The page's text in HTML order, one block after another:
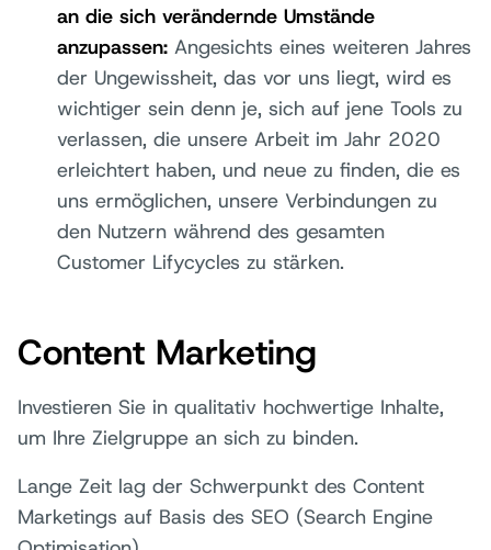
an die sich verändernde Umstände
anzupassen: Angesichts eines weiteren Jahres
der Ungewissheit, das vor uns liegt, wird es
wichtiger sein denn je, sich auf jene Tools zu
verlassen, die unsere Arbeit im Jahr 2020
erleichtert haben, und neue zu finden, die es
uns ermöglichen, unsere Verbindungen zu
den Nutzern während des gesamten
Customer Lifycycles zu stärken.
Content Marketing
Investieren Sie in qualitativ hochwertige Inhalte,
um Ihre Zielgruppe an sich zu binden.
Lange Zeit lag der Schwerpunkt des Content
Marketings auf Basis des SEO (Search Engine